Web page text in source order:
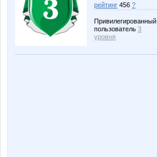
рейтинг 456 ?
Привилегированный
пользователь 3
уровня